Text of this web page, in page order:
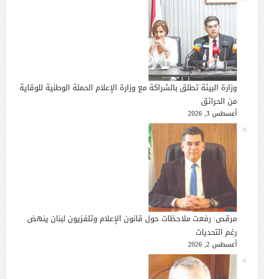
وزارة البيئة تطلق بالشراكة مع وزارة الإعلام الحملة الوطنية للوقاية
من الحرائق
أغسطس 3, 2026
مرقص: رفعت ملاحظات حول قانون الإعلام وتلفزيون لبنان ينهض
رغم التحديات
أغسطس 2, 2026